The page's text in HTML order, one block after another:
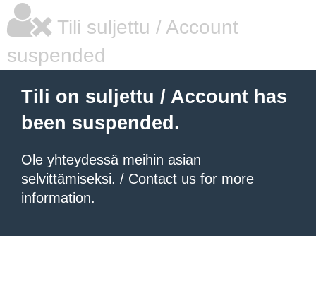
Tili suljettu / Account
suspended
Tili on suljettu / Account has
been suspended.
Ole yhteydessä meihin asian
selvittämiseksi. / Contact us for more
information.